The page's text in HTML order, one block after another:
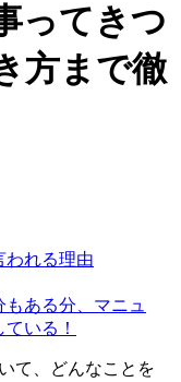
ってきつ
方まで徹
われる理由
ある分、マニュ
いる！
て、どんなことを